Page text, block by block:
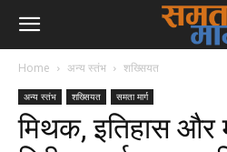
Home अन्य स्तंभ शख्सियत
अन्य स्तंभ शख्सियत समता मार्ग
मिथक, इतिहास और